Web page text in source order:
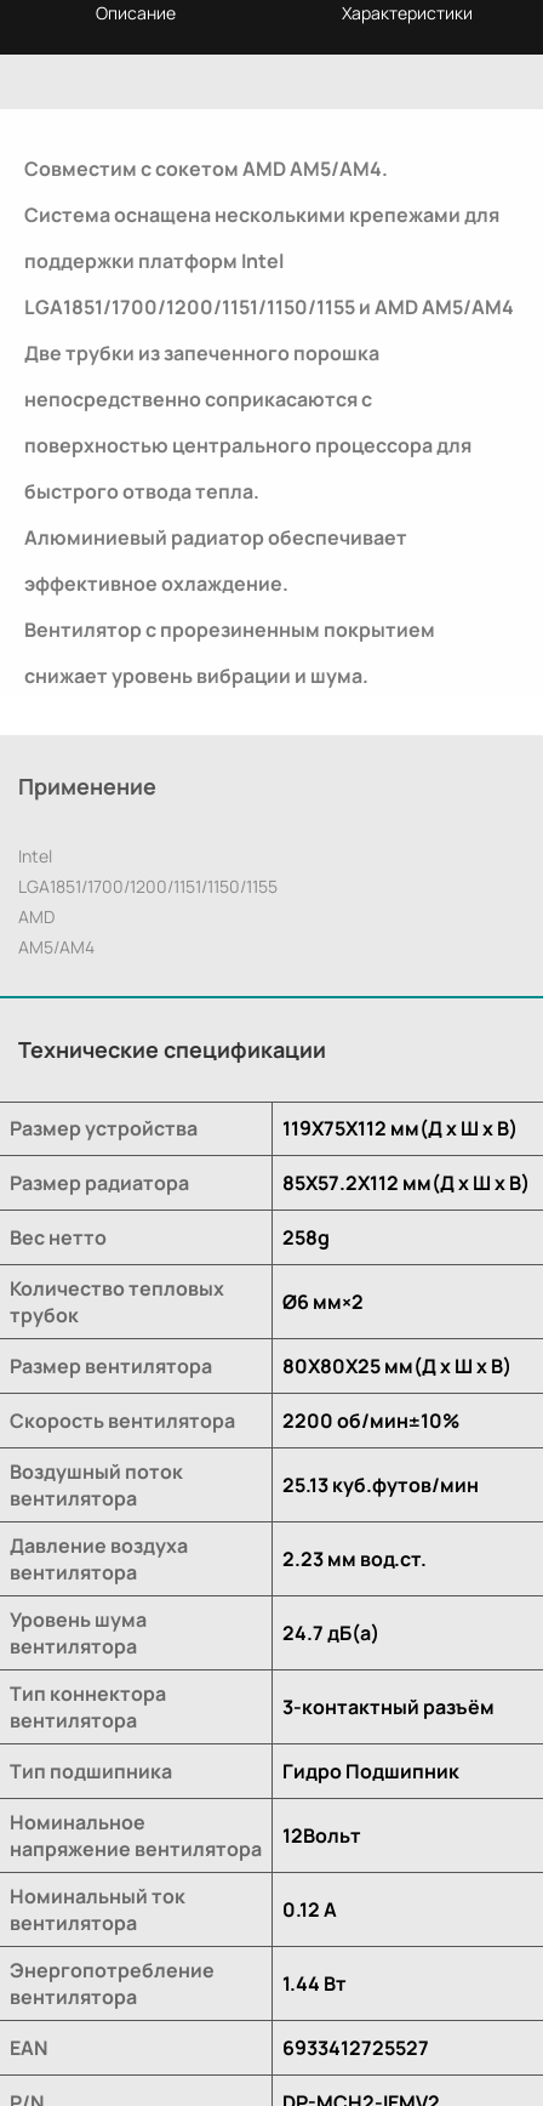
Описание Характеристики
Совместим с сокетом AMD AM5/AM4.
Система оснащена несколькими крепежами для
поддержки платформ Intel
LGA1851/1700/1200/1151/1150/1155 и AMD AM5/AM4
Две трубки из запеченного порошка
непосредственно соприкасаются с
поверхностью центрального процессора для
быстрого отвода тепла.
Алюминиевый радиатор обеспечивает
эффективное охлаждение.
Вентилятор с прорезиненным покрытием
снижает уровень вибрации и шума.
Применение
Intel
LGA1851/1700/1200/1151/1150/1155
AMD
AM5/AM4
Технические спецификации
Размер устройства 119X75X112 мм(Д х Ш х В)
Размер радиатора 85X57.2X112 мм(Д х Ш х В)
Вес нетто
258g
Количество тепловых
трубок
Ø6 мм×2
Размер вентилятора 80X80X25 мм(Д х Ш х В)
Скорость вентилятора
2200 об/мин±10%
Воздушный поток
вентилятора
25.13 куб.футов/мин
Давление воздуха
вентилятора
2.23 мм вод.ст.
Уровень шума
вентилятора
24.7 дБ(а)
Тип коннектора
вентилятора
3-контактный разъём
Тип подшипника
Гидро Подшипник
Номинальное
напряжение вентилятора
12Вольт
Номинальный ток
вентилятора
0.12 A
Энергопотребление
вентилятора
1.44 Вт
EAN 6933412725527